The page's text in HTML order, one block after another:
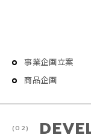
事業企画立案
商品企画